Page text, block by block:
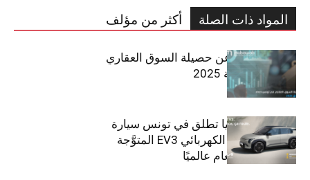
المواد ذات الصلة أكثر من مؤلف
مبوب تكشف عن حصيلة السوق العقاري
في تونس لسنة 2025
سيتي كارز – كيا تطلق في تونس سيارة
الـدفع الرباعي الكهربائي EV3 المتوَّجة
بلقب سيارة العام عالميًا